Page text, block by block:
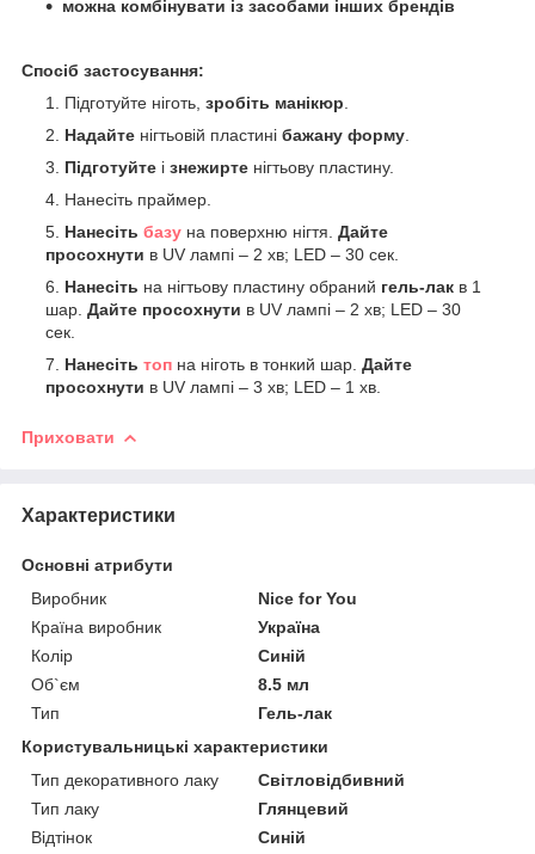
можна комбінувати із засобами інших брендів
Спосіб застосування:
Підготуйте ніготь, зробіть манікюр
Надайте нігтьовій пластині бажану форму
Підготуйте і знежирте нігтьову пластину.
Нанесіть праймер.
Нанесіть базу на поверхню нігтя. Дайте
просохнути в UV лампі – 2 хв; LED – 30 сек.
Нанесіть на нігтьову пластину обраний гель-лак в 1
шар. Дайте просохнути в UV лампі – 2 хв; LED – 30
сек.
Нанесіть топ на ніготь в тонкий шар. Дайте
просохнути в UV лампі – 3 хв; LED – 1 хв.
Приховати
Характеристики
Основні атрибути
Виробник
Nice for You
Країна виробник
Україна
Колір
Синій
Об`єм
8.5 мл
Тип
Гель-лак
Користувальницькі характеристики
Тип декоративного лаку
Світловідбивний
Тип лаку
Глянцевий
Відтінок
Синій